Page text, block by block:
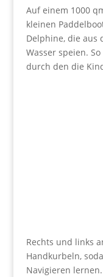
Auf einem 1000
kleinen
Delphine, die aus
Wasser speien.
durch den die
Rechts und links
Handkurbeln,
Navigieren